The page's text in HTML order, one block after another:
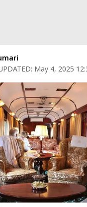
May 4, 2025